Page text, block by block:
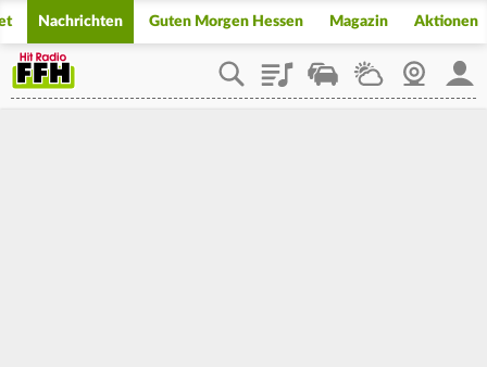
Nachrichten Guten Morgen Hessen Magazin Aktionen
PlaylistStaupilotWetterWebcam